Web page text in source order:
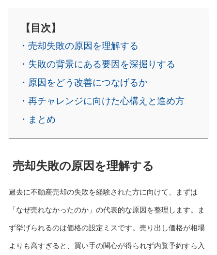
【目次】
・売却失敗の原因を理解する
・失敗の背景にある要因を深掘りする
・原因をどう改善につなげるか
・再チャレンジに向けた心構えと進め方
・まとめ
売却失敗の原因を理解する
過去に不動産売却の失敗を経験された方に向けて、まずは
「なぜ売れなかったのか」の代表的な原因を整理します。ま
ず挙げられるのは価格の設定ミスです。売り出し価格が相場
よりも高すぎると、買い手の関心が得られず内覧予約すら入